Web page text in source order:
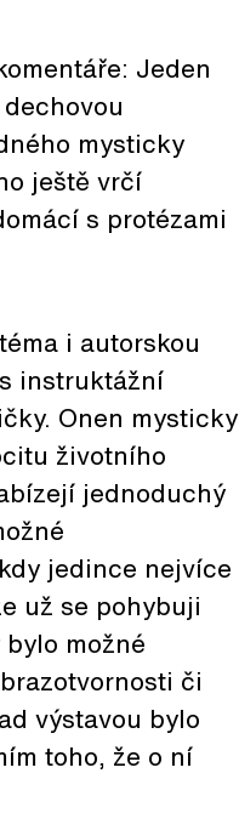
Jeden
mysticky
ještě vrčí
s protézami
i autorskou
instruktážní
Onen mysticky
životního
jednoduchý
jedince nejvíce
už se pohybuji
možné
či
výstavou bylo
toho, že o ní